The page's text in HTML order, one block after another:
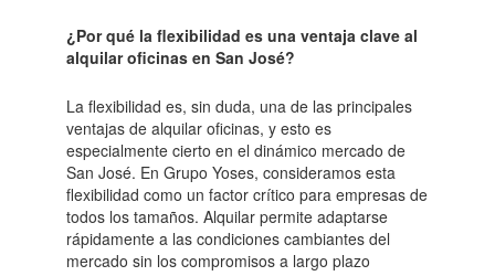
¿Por qué la flexibilidad es una ventaja clave al
alquilar oficinas en San José?
La flexibilidad es, sin duda, una de las principales
ventajas de alquilar oficinas, y esto es
especialmente cierto en el dinámico mercado de
San José. En Grupo Yoses, consideramos esta
flexibilidad como un factor crítico para empresas de
todos los tamaños. Alquilar permite adaptarse
rápidamente a las condiciones cambiantes del
mercado sin los compromisos a largo plazo